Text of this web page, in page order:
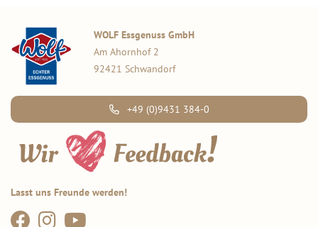
WOLF Essgenuss GmbH
Am Ahornhof 2
92421 Schwandorf
+49 (0)9431 384-0
Lasst uns Freunde werden!